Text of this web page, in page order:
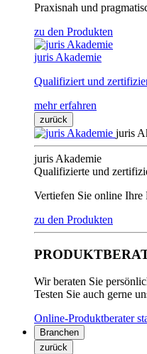
Praxisnah und
zu den Produkten
juris Akademie
Qualifiziert und
mehr erfahren
zurück
juris
juris Akademie
Qualifizierte und
Vertiefen Sie online Ihre
zu den Produkten
Wir beraten Sie
Testen Sie auch gerne
Online-Produktberater
Branchen
zurück